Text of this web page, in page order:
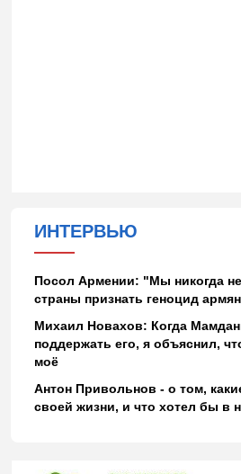
ИНТЕРВЬЮ
Посол Армении: "Мы никогда
страны признать геноцид
Михаил Новахов: Когда
поддержать его, я объяснил,
моё
Антон Привольнов - о том,
своей жизни, и что хотел бы в